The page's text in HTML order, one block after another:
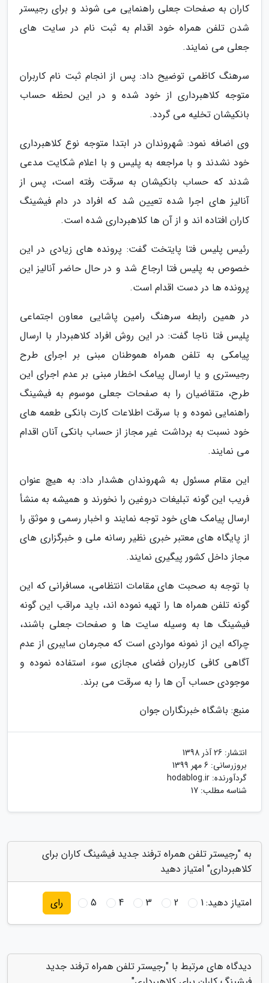
کاران به صفحات جعلی راهنمایی می شوند و برای رجیستر
شدن تلفن همراه خود اقدام به ثبت نام در سایت های
جعلی می نمایند.
سرهنگ کاظمی توضیح داد: پس از انجام ثبت نام کاربران
متوجه کلاهبرداری از خود شده و در این لحظه حساب
بانکیشان تخلیه می گردد.
وی اضافه نمود: شهروندان در ابتدا متوجه نوع کلاهبرداری
خود نشدند و با مراجعه به پلیس و با اعلام شکایت مدعی
شدند که حساب بانکیشان به سرقت رفته است، پس از
آنالیز های اجرا شده تعیین شد که افراد در دام فیشینگ
کاران افتاده اند و از آن ها کلاهبرداری شده است.
رئیس پلیس فتا پایتخت گفت: پرونده های زیادی در این
خصوص به پلیس فتا ارجاع شد و در حال حاضر آنالیز این
پرونده ها در دست اقدام است.
در همین رابطه سرهنگ رامین پاشایی معاون اجتماعی
پلیس فتا ناجا گفت: در این روش افراد کلاهبردار با ارسال
پیامکی به تلفن همراه هموطنان مبنی بر اجرای طرح
رجیستری و یا ارسال پیامک اخطار مبنی بر عدم اجرای این
طرح، متقاضیان را به صفحات جعلی موسوم به فیشینگ
راهنمایی نموده و با سرقت اطلاعات کارت بانکی طعمه های
خود نسبت به برداشت غیر مجاز از حساب بانکی آنان اقدام
می نمایند.
این مقام مسئول به شهروندان هشدار داد: به هیچ عنوان
فریب این گونه تبلیغات دروغین را نخورند و همیشه به منشأ
ارسال پیامک های خود توجه نمایند و اخبار رسمی و موثق را
از پایگاه های معتبر خبری نظیر رسانه ملی و خبرگزاری های
مجاز داخل کشور پیگیری نمایند.
با توجه به صحبت های مقامات انتظامی، مسافرانی که این
گونه تلفن همراه ها را تهیه نموده اند، باید مراقب این گونه
فیشینگ ها به وسیله سایت ها و صفحات جعلی باشند،
چراکه این از نمونه مواردی است که مجرمان سایبری از عدم
آگاهی کافی کاربران فضای مجازی سوء استفاده نموده و
موجودی حساب آن ها را به سرقت می برند.
منبع: باشگاه خبرنگاران جوان
انتشار: 26 آذر 1398
بروزرسانی: 6 مهر 1399
گردآورنده: hodablog.ir
شناسه مطلب: 17
به "رجیستر تلفن همراه ترفند جدید فیشینگ کاران برای
کلاهبرداری" امتیاز دهید
امتیاز دهید:1
2
3
4
5 رای
دیدگاه های مرتبط با "رجیستر تلفن همراه ترفند جدید